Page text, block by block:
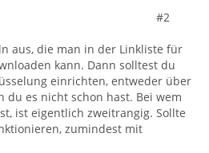
#2
aus, die man in der Linkliste für
kann. Dann solltest du
einrichten, entweder über
du es nicht schon hast. Bei wem
ist eigentlich zweitrangig. Sollte
zumindest mit